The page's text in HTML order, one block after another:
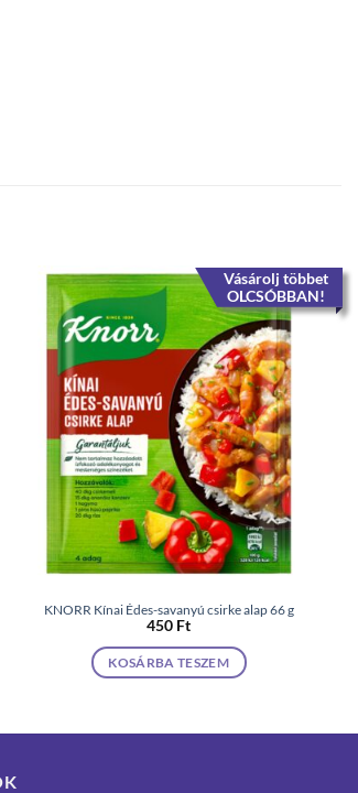
Vásárolj többet
OLCSÓBBAN!
KNORR Kínai Édes-savanyú csirke alap 66 g
450 Ft
KOSÁRBA TESZEM